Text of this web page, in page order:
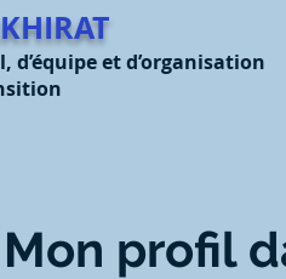
d’équipe et d’organisation
Mon profil